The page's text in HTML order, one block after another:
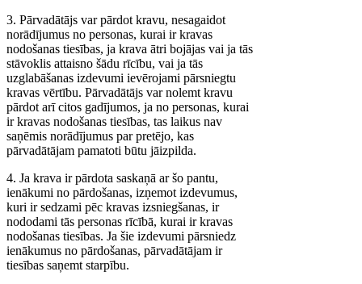
3. Pārvadātājs var pārdot kravu, nesagaidot
norādījumus no personas, kurai ir kravas
nodošanas tiesības, ja krava ātri bojājas vai ja tās
stāvoklis attaisno šādu rīcību, vai ja tās
uzglabāšanas izdevumi ievērojami pārsniegtu
kravas vērtību. Pārvadātājs var nolemt kravu
pārdot arī citos gadījumos, ja no personas, kurai
ir kravas nodošanas tiesības, tas laikus nav
saņēmis norādījumus par pretējo, kas
pārvadātājam pamatoti būtu jāizpilda.
4. Ja krava ir pārdota saskaņā ar šo pantu,
ienākumi no pārdošanas, izņemot izdevumus,
kuri ir sedzami pēc kravas izsniegšanas, ir
nododami tās personas rīcībā, kurai ir kravas
nodošanas tiesības. Ja šie izdevumi pārsniedz
ienākumus no pārdošanas, pārvadātājam ir
tiesības saņemt starpību.